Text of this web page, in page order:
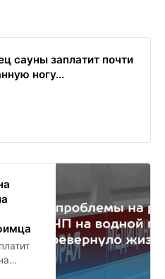
сауны заплатит почти
ногу...